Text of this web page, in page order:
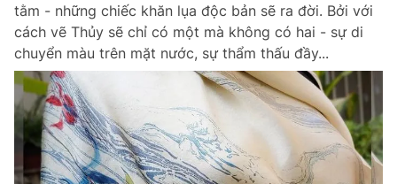
tằm - những chiếc khăn lụa độc bản sẽ ra đời. Bởi với
cách vẽ Thủy sẽ chỉ có một mà không có hai - sự di
chuyển màu trên mặt nước, sự thẩm thấu đầy...